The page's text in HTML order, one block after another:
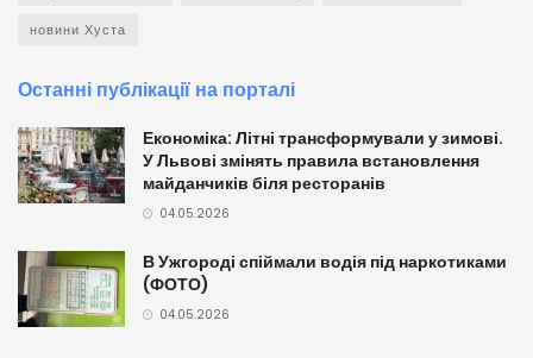
новини Хуста
Останні публікації на порталі
Економіка: Літні трансформували у зимові.
У Львові змінять правила встановлення
майданчиків біля ресторанів
04.05.2026
В Ужгороді спіймали водія під наркотиками
(ФОТО)
04.05.2026